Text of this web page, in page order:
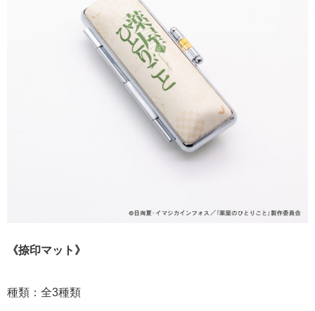
《捺印マット》
種類：全3種類